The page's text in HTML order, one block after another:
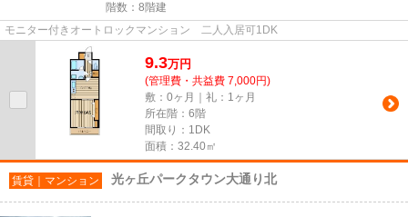
階数：8階建
モニター付きオートロックマンション 二人入居可1DK
9.3万円
(管理費・共益費 7,000円)
敷：0ヶ月｜礼：1ヶ月
所在階：6階
間取り：1DK
面積：32.40㎡
賃貸｜マンション 光ヶ丘パークタウン大通り北